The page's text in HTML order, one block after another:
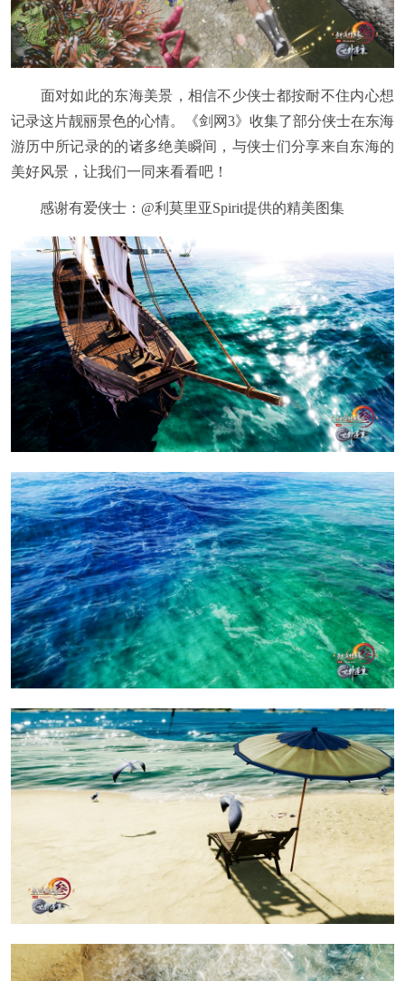
面对如此的东海美景，相信不少侠士都按耐不住内心想
记录这片靓丽景色的心情。《剑网3》收集了部分侠士在东海
游历中所记录的的诸多绝美瞬间，与侠士们分享来自东海的
美好风景，让我们一同来看看吧！
感谢有爱侠士：@利莫里亚Spirit提供的精美图集